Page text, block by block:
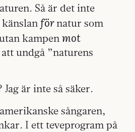
Så är det inte
förnatur som
kampenmot
undgå ”naturens
är inte så säker.
sångaren,
I ett teveprogram på